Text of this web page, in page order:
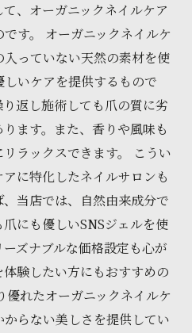
、オーガニックネイルケア
す。 オーガニックネイルケ
っていない天然の素材を使
いケアを提供するもので
返し施術しても爪の質に劣
ます。また、香りや風味も
ラックスできます。 こうい
に特化したネイルサロンも
当店では、自然由来成分で
にも優しいSNSジェルを使
ズナブルな価格設定も心が
験したい方にもおすすめの
れたオーガニックネイルケ
らない美しさを提供してい